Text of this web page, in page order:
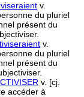
v.
du pluriel
présent du
v.
du pluriel
présent du
v. [cj.
accéder à